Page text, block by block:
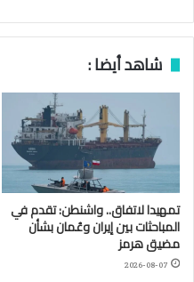
شاهد أيضا :
تمهيدا لاتفاق.. واشنطن: تقدم في
المباحثات بين إيران وعُمان بشأن
مضيق هرمز
2026-08-07